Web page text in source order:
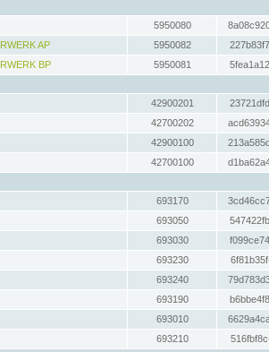
5950080
AP
5950082
BP
5950081
42900201
42700202
42900100
42700100
693170
693050
693030
693230
693240
693190
693010
693210